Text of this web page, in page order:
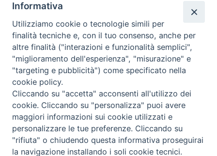
Redazione
Scrivici
Copyright © 2019 - Tutti i diritti riservati - Vita
Trentina Editrice
Privacy Policy
Torna
Informativa
Utilizziamo cookie o tecnologie simili per
finalità tecniche e, con il tuo consenso, anche per
altre finalità ("interazioni e funzionalità semplici",
"miglioramento dell'esperienza", "misurazione" e
"targeting e pubblicità") come specificato nella
cookie policy.
Cliccando su "accetta" acconsenti all'utilizzo dei
cookie. Cliccando su "personalizza" puoi avere
maggiori informazioni sui cookie utilizzati e
personalizzare le tue preferenze. Cliccando su
"rifiuta" o chiudendo questa informativa proseguirai
la navigazione installando i soli cookie tecnici.